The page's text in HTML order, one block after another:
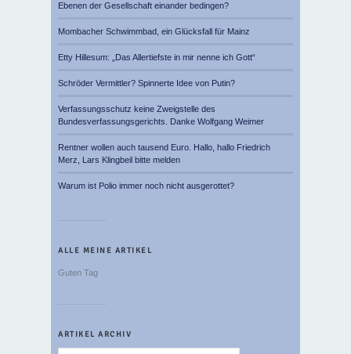
Ebenen der Gesellschaft einander bedingen?
Mombacher Schwimmbad, ein Glücksfall für Mainz
Etty Hillesum: „Das Allertiefste in mir nenne ich Gott“
Schröder Vermittler? Spinnerte Idee von Putin?
Verfassungsschutz keine Zweigstelle des
Bundesverfassungsgerichts. Danke Wolfgang Weimer
Rentner wollen auch tausend Euro. Hallo, hallo Friedrich
Merz, Lars Klingbeil bitte melden
Warum ist Polio immer noch nicht ausgerottet?
ALLE MEINE ARTIKEL
Guten Tag
ARTIKEL ARCHIV